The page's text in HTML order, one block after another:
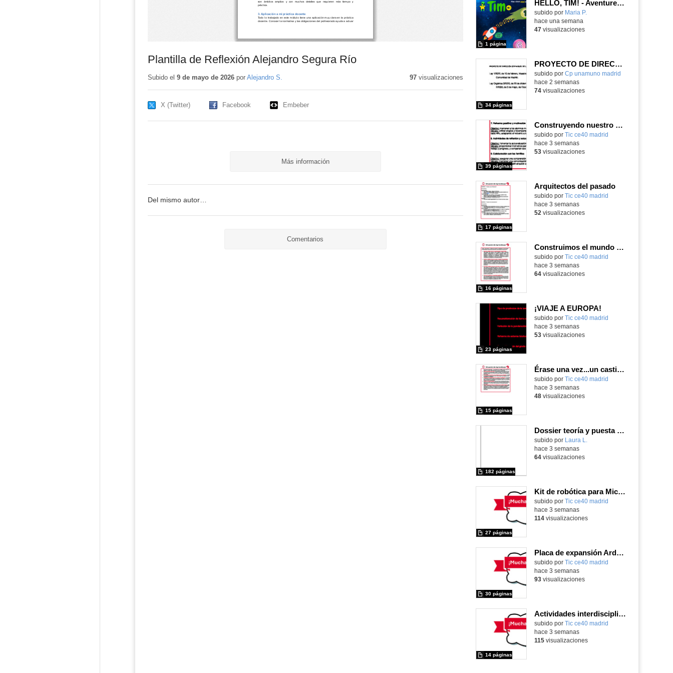
Plantilla de Reflexión Alejandro Segura Río
Subido el 9 de mayo de 2026por Alejandro S. 97visualizaciones
X (Twitter) Facebook Embeber
Más información
Del mismo autor…
Comentarios
HELLO, TIM! - Aventureros digitales
Contenido educativo.
subido por Maria P.
1 página
hace una semana
47visualizaciones
PROYECTO DE DIRECCIÓN
Contenido educativo.
subido por Cp unamuno madrid
34 páginas
hace 2 semanas
74visualizaciones
Construyendo nuestro parque de atracciones
subido por Tic ce40 madrid
39 páginas
hace 3 semanas
53visualizaciones
Arquitectos del pasado
subido por Tic ce40 madrid
17 páginas
hace 3 semanas
52 visualizaciones
Construimos el mundo con LEGO
subido por Tic ce40 madrid
16 páginas
hace 3 semanas
64visualizaciones
¡VIAJE A EUROPA!
subido por Tic ce40 madrid
23 páginas
hace 3 semanas
53visualizaciones
Érase una vez...un castillo medieval
subido por Tic ce40 madrid
15 páginas
hace 3 semanas
48visualizaciones
Dossier teoría y puesta en práctica Äprendizaje Basado en Juegos en Educación Infantil y Primaria
Contenido educativo.
subido por Laura L.
182 páginas
hace 3 semanas
64visualizaciones
Kit de robótica para Micro:Bit
Contenido educativo.
subido por Tic ce40 madrid
27 páginas
hace 3 semanas
114visualizaciones
Placa de expansión Arduino
Contenido educativo.
subido por Tic ce40 madrid
30 páginas
hace 3 semanas
93visualizaciones
Actividades interdisciplinares con robótica y pensamiento computacional
Contenido educativo.
subido por Tic ce40 madrid
14 páginas
hace 3 semanas
115visualizaciones